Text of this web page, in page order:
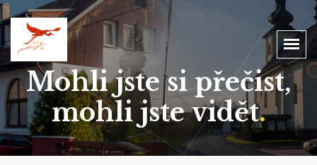
Mohli jste si přečist,
mohli jste vidět.